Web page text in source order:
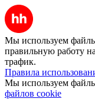
Мы используем
правильную работу
трафик.
Правила
Мы используем
файлов cookie